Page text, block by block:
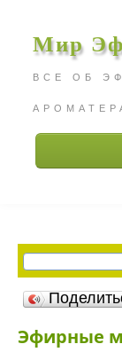
Мир
ВСЕ ОБ
Жирные
Статьи
Эфирные